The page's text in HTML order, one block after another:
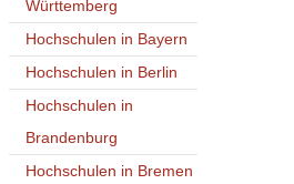
Württemberg
Hochschulen in Bayern
Hochschulen in Berlin
Hochschulen in
Brandenburg
Hochschulen in Bremen